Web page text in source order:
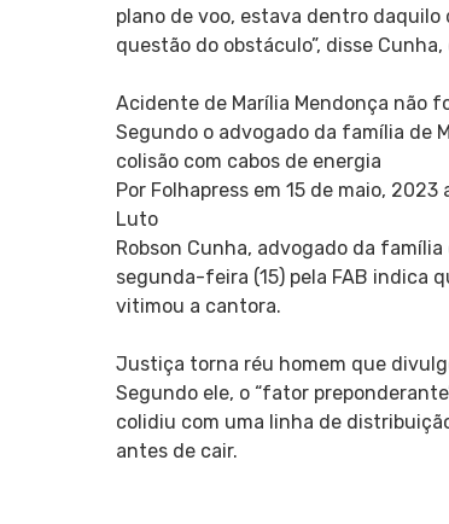
plano de voo, estava dentro
questão do obstáculo”, disse
Acidente de Marília Mendonça não
Segundo o advogado da família de
colisão com cabos de energia
Por Folhapress em 15 de maio, 2023
Luto
Robson Cunha, advogado da
segunda-feira (15) pela FAB indica
vitimou a cantora.
Justiça torna réu homem que
Segundo ele, o “fator
colidiu com uma linha de
antes de cair.